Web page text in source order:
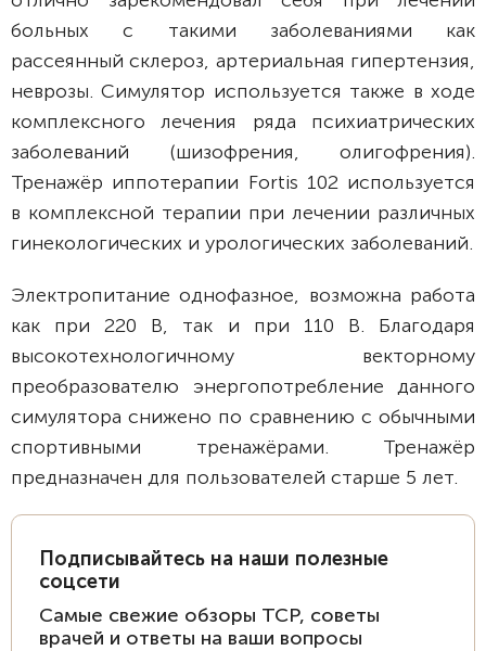
больных с такими заболеваниями как
рассеянный склероз, артериальная гипертензия,
неврозы. Симулятор используется также в ходе
комплексного лечения ряда психиатрических
заболеваний (шизофрения, олигофрения).
Тренажёр иппотерапии Fortis 102 используется
в комплексной терапии при лечении различных
гинекологических и урологических заболеваний.
Электропитание однофазное, возможна работа
как при 220 В, так и при 110 В. Благодаря
высокотехнологичному векторному
преобразователю энергопотребление данного
симулятора снижено по сравнению с обычными
спортивными тренажёрами. Тренажёр
предназначен для пользователей старше 5 лет.
Подписывайтесь на наши полезные
соцсети
Самые свежие обзоры ТСР, советы
врачей и ответы на ваши вопросы